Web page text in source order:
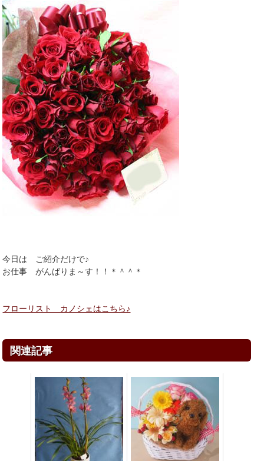
今日は ご紹介だけで♪
お仕事 がんばりま～す！！＊＾＾＊
フローリスト カノシェはこちら♪
関連記事